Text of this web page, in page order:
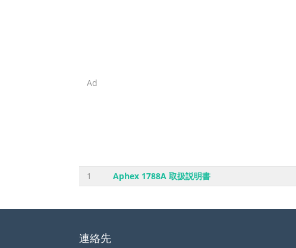
Ad
1 Aphex 1788A 取扱説明書
連絡先